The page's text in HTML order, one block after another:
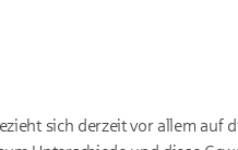
sich derzeit vor allem auf